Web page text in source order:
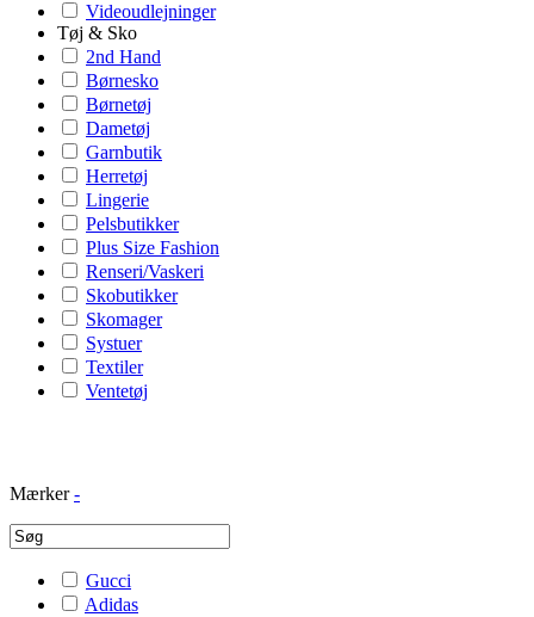
Videoudlejninger
Tøj & Sko
2nd Hand
Børnesko
Børnetøj
Dametøj
Garnbutik
Herretøj
Lingerie
Pelsbutikker
Plus Size Fashion
Renseri/Vaskeri
Skobutikker
Skomager
Systuer
Textiler
Ventetøj
Mærker -
Gucci
Adidas